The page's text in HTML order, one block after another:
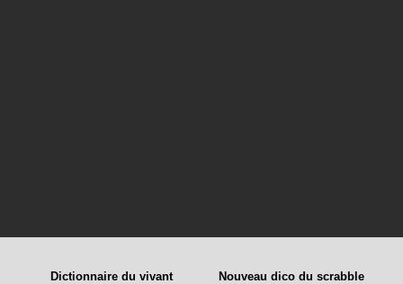
Dictionnaire du vivant Nouveau dico du scrabble